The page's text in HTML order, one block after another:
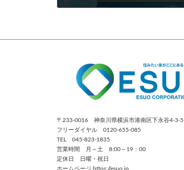
〒233-0016 神奈川県横浜市港南区下永谷4-3-5
フリーダイヤル 0120-655-085
TEL 045-823-1835
営業時間 月～土 8:00～19：00
定休日 日曜・祝日
ホームページ https://esuo.jp